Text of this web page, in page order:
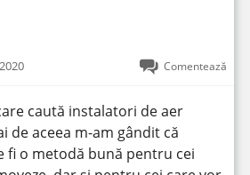
Comentează
caută instalatori de aer
de aceea m-am gândit că
fi o metodă bună pentru cei